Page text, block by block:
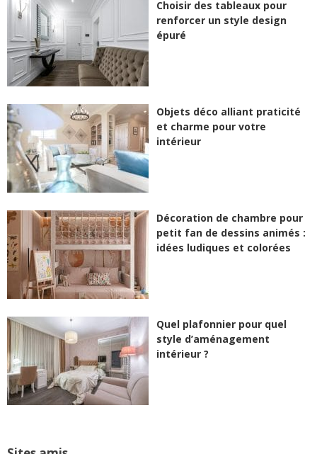
Choisir des tableaux pour
renforcer un style design
épuré
Objets déco alliant praticité
et charme pour votre
intérieur
Décoration de chambre pour
petit fan de dessins animés :
idées ludiques et colorées
Quel plafonnier pour quel
style d’aménagement
intérieur ?